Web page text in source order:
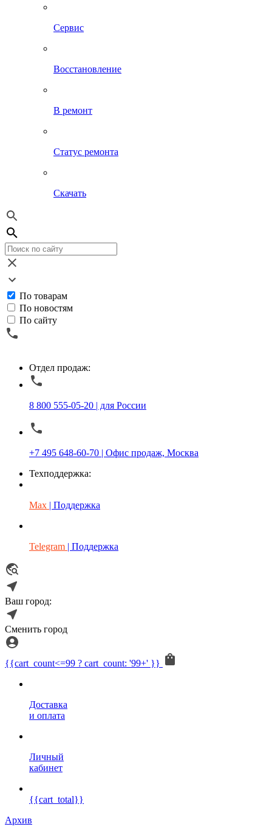
Сервис
Восстановление
В ремонт
Статус ремонта
Скачать
По товарам
По новостям
По сайту
Отдел продаж:
8 800 555-05-20 | для России
+7 495 648-60-70 | Офис продаж, Москва
Техподдержка:
Max | Поддержка
Telegram | Поддержка
Ваш город:
Сменить город
{{cart_count<=99 ? cart_count: '99+' }}
Доставка
и оплата
Личный
кабинет
{{cart_total}}
Архив